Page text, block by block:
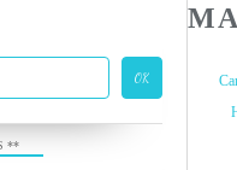
**